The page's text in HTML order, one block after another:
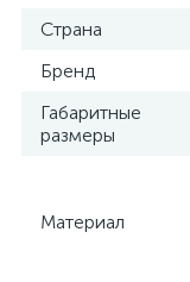
Страна
Бренд
Габаритные
размеры
Материал